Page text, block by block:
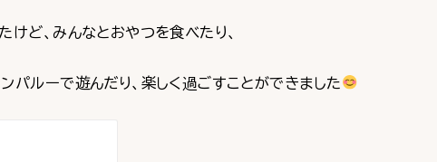
けど、みんなとおやつを食べたり、
パルーで遊んだり、楽しく過ごすことができました